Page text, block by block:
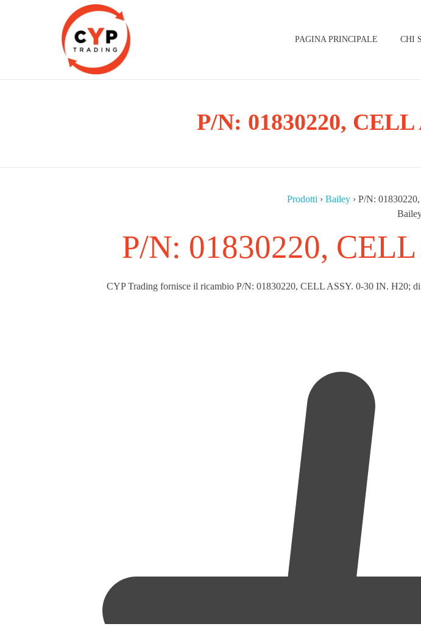
PAGINA PRINCIPALE CHI
P/N: 01830220,
Prodotti › Bailey › P/N:
P/N: 01830220,
CYP Trading fornisce il ricambio P/N: 01830220, CELL ASSY. 0-30 IN. H20;